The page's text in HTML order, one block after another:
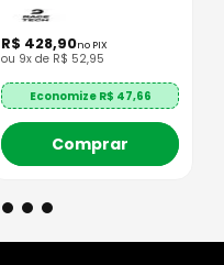
R$ 428,90no PIX
ou 9x de R$ 52,95
Economize R$ 47,66
Comprar